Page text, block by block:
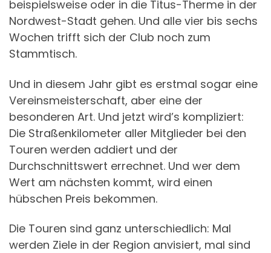
beispielsweise oder in die Titus-Therme in der
Nordwest-Stadt gehen. Und alle vier bis sechs
Wochen trifft sich der Club noch zum
Stammtisch.
Und in diesem Jahr gibt es erstmal sogar eine
Vereinsmeisterschaft, aber eine der
besonderen Art. Und jetzt wird’s kompliziert:
Die Straßenkilometer aller Mitglieder bei den
Touren werden addiert und der
Durchschnittswert errechnet. Und wer dem
Wert am nächsten kommt, wird einen
hübschen Preis bekommen.
Die Touren sind ganz unterschiedlich: Mal
werden Ziele in der Region anvisiert, mal sind